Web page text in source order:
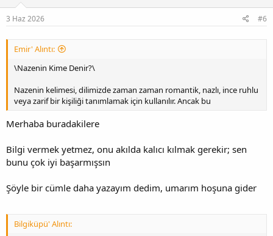
3 Haz 2026 #6
Emir' Alıntı:
\Nazenin Kime Denir?\
Nazenin kelimesi, dilimizde zaman zaman romantik, nazlı, ince ruhlu
veya zarif bir kişiliği tanımlamak için kullanılır. Ancak bu
Merhaba buradakilere
Bilgi vermek yetmez, onu akılda kalıcı kılmak gerekir; sen
bunu çok iyi başarmışsın
Şöyle bir cümle daha yazayım dedim, umarım hoşuna gider
Bilgiküpü' Alıntı: